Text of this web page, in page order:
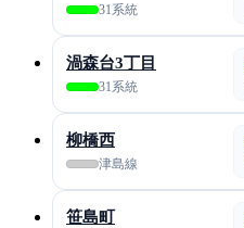
31系統
渦森台3丁目
31系統
柳橋西
津島線
笹島町